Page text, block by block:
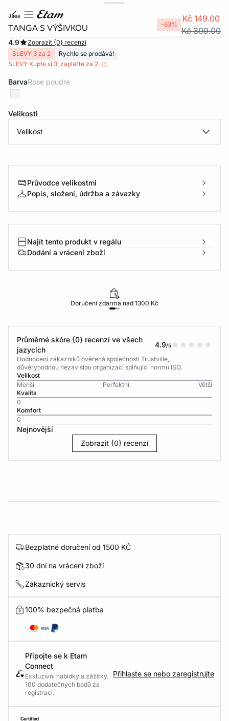
jane
TANGA S VÝŠIVKOU -63%
Kč 149.00
Kč 399.00
4.9
Zobrazit {0} recenzí
SLEVY 3 za 2
Rychle se prodává!
SLEVY Kupte si 3, zaplaťte za 2
Barva rose poudre
Velikosti
Velikost
Průvodce velikostmi
Popis, složení, údržba a závazky
Najít tento produkt v regálu
Dodání a vrácení zboží
Doručení zdarma nad 1300 Kč
Průměrné skóre {0} recenzí ve všech
jazycích
4.9/5
Hodnocení zákazníků ověřená společností Trustville,
důvěryhodnou nezávislou organizací splňující normu ISO.
Velikost
Menší
Perfektní
Větší
Kvalita
0
Komfort
0
Nejnovější
Zobrazit {0} recenzí
Bezplatné doručení od 1500 KČ
30 dní na vrácení zboží
Zákaznický servis
100% bezpečná platba
Připojte se k Etam
Connect
Exkluzivní nabídky a zážitky.
100 dodatečných bodů za
registraci.
Přihlaste se nebo zaregistrujte